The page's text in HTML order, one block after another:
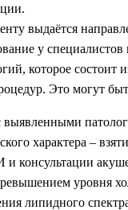
выдаётся
у
которое состоит
Это могут
характера –
и консультации
уровня
липидного